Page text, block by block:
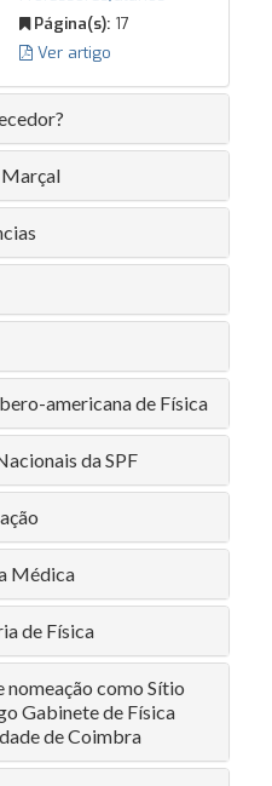
Página(s): 17
Ver artigo
americana de Física
da SPF
Médica
de Física
como Sítio
Gabinete de Física
de Coimbra